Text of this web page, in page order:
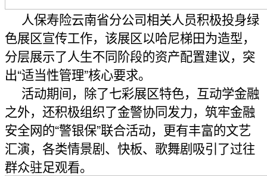
人保寿险云南省分公司相关人员积极投身绿
色展区宣传工作，该展区以哈尼梯田为造型，
分层展示了人生不同阶段的资产配置建议，突
出“适当性管理”核心要求。
活动期间，除了七彩展区特色，互动学金融
之外，还积极组织了金警协同发力，筑牢金融
安全网的“警银保”联合活动，更有丰富的文艺
汇演，各类情景剧、快板、歌舞剧吸引了过往
群众驻足观看。